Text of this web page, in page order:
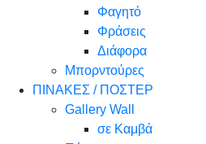
Φαγητό
Φράσεις
Διάφορα
Μπορντούρες
ΠΙΝΑΚΕΣ / ΠΟΣΤΕΡ
Gallery Wall
σε Καμβά